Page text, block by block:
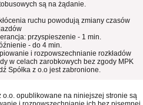
są na żądanie.
ruchu powodują zmiany czasów
przyspieszenie - 1 min.
- do 4 min.
i rozpowszechnianie rozkładów
w celach zarobkowych bez zgody MPK
Spółka z o.o jest zabronione.
o.o. opublikowane na niniejszej stronie są